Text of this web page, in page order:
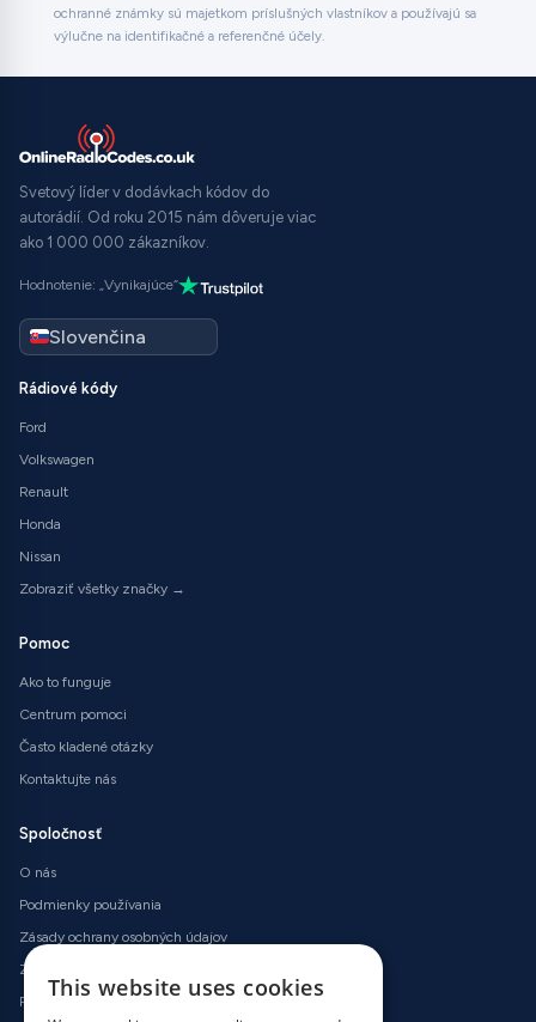
ochranné známky sú majetkom príslušných vlastníkov a používajú sa
výlučne na identifikačné a referenčné účely.
Svetový líder v dodávkach kódov do
autorádií. Od roku 2015 nám dôveruje viac
ako 1 000 000 zákazníkov.
Hodnotenie: „Vynikajúce“
Rádiové kódy
Ford
Volkswagen
Renault
Honda
Nissan
Zobraziť všetky značky →
Pomoc
Ako to funguje
Centrum pomoci
Často kladené otázky
Kontaktujte nás
Spoločnosť
O nás
Podmienky používania
Zásady ochrany osobných údajov
Zásady používania súborov cookie
Podmienky vrátenia peňazí
This website uses cookies